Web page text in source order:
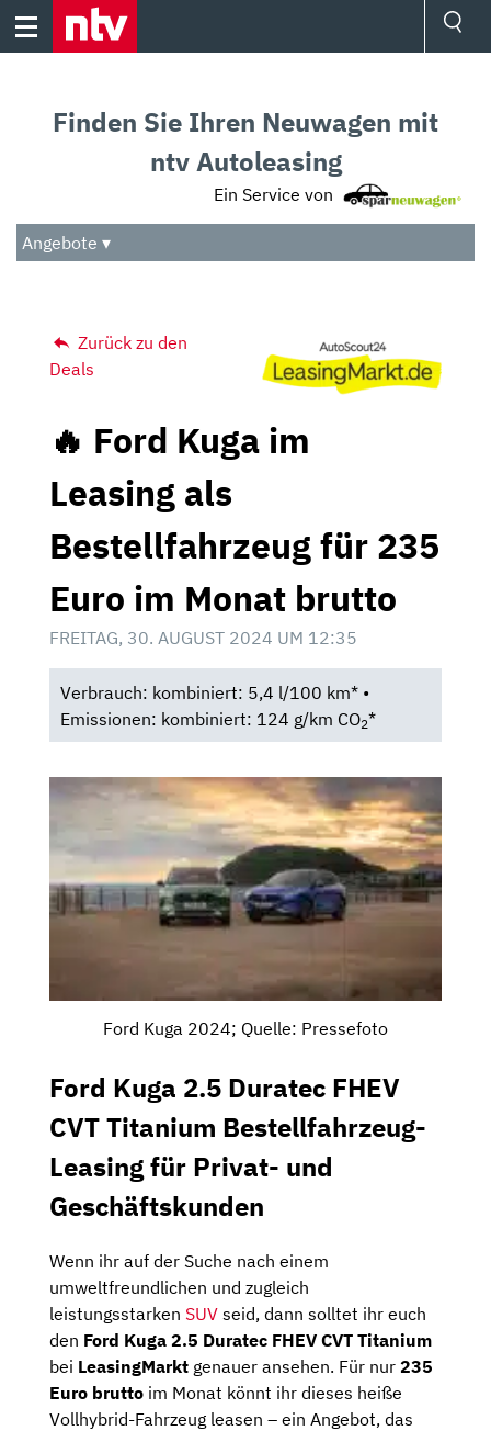
Skip
Audio
Das Beste
Finden Sie Ihren Neuwagen mit
ntv Autoleasing
Ein Service von
Angebote ▾
Zurück zu den
Deals
🔥 Ford Kuga im
Leasing als
Bestellfahrzeug für 235
Euro im Monat brutto
FREITAG, 30. AUGUST 2024 UM 12:35
Verbrauch: kombiniert: 5,4 l/100 km* •
Emissionen: kombiniert: 124 g/km CO2*
Ford Kuga 2024; Quelle: Pressefoto
Ford Kuga 2.5 Duratec FHEV
CVT Titanium Bestellfahrzeug-
Leasing für Privat- und
Geschäftskunden
Wenn ihr auf der Suche nach einem
umweltfreundlichen und zugleich
leistungsstarken SUV seid, dann solltet ihr euch
den Ford Kuga 2.5 Duratec FHEV CVT Titanium
bei LeasingMarkt genauer ansehen. Für nur 235
Euro brutto im Monat könnt ihr dieses heiße
Vollhybrid-Fahrzeug leasen – ein Angebot, das